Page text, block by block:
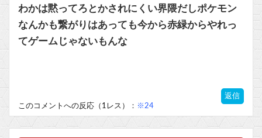
わかは黙ってろとかされにくい界隈だしポケモン
なんかも繋がりはあっても今から赤緑からやれっ
てゲームじゃないもんな
返信
このコメントへの反応（1レス）： ※24